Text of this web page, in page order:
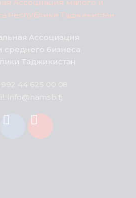
Ассоциация
среднего бизнеса
Таджикистан